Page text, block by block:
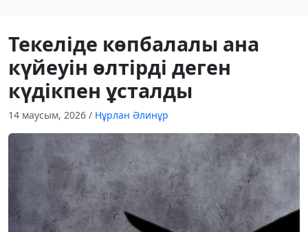
Текеліде көпбалалы ана
күйеуін өлтірді деген
күдікпен ұсталды
14 маусым, 2026 / Нұрлан Әлинұр